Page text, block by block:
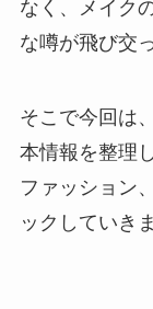
なく、メイク
な噂が飛び交
そこで今回は
本情報を整理
ファッション
ックしていき